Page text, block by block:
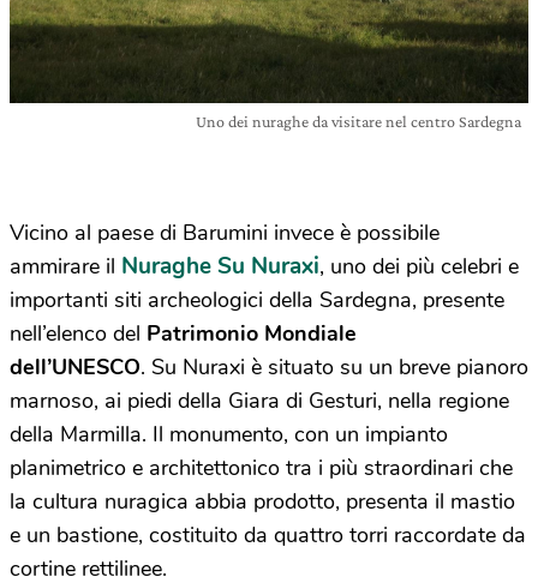
Uno dei nuraghe da visitare nel centro Sardegna
Vicino al paese di Barumini invece è possibile
ammirare il Nuraghe Su Nuraxi, uno dei più celebri e
importanti siti archeologici della Sardegna, presente
nell’elenco del Patrimonio Mondiale
dell’UNESCO. Su Nuraxi è situato su un breve pianoro
marnoso, ai piedi della Giara di Gesturi, nella regione
della Marmilla. Il monumento, con un impianto
planimetrico e architettonico tra i più straordinari che
la cultura nuragica abbia prodotto, presenta il mastio
e un bastione, costituito da quattro torri raccordate da
cortine rettilinee.